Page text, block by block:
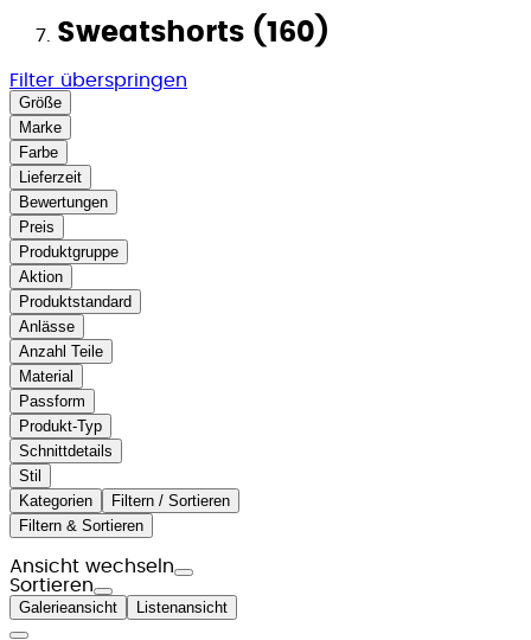
Sweatshorts (160)
Filter überspringen
Größe
Marke
Farbe
Lieferzeit
Bewertungen
Preis
Produktgruppe
Aktion
Produktstandard
Anlässe
Anzahl Teile
Material
Passform
Produkt-Typ
Schnittdetails
Stil
Kategorien
Filtern / Sortieren
Filtern & Sortieren
Ansicht wechseln
Sortieren
Galerieansicht Listenansicht